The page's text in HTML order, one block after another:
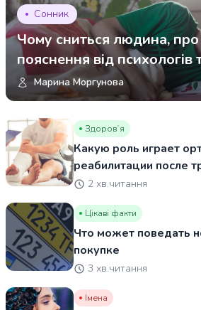
Сонник
Чому сниться людина,
пояснення від психологів
Марина Моргунова
Здоровʼя
Какую роль играет
реабилитации после
2 хв.читання
Цікаві факти
Что может поведать
покупке
3 хв.читання
Імена